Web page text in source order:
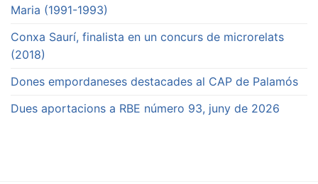
Maria (1991-1993)
Conxa Saurí, finalista en un concurs de microrelats
(2018)
Dones empordaneses destacades al CAP de Palamós
Dues aportacions a RBE número 93, juny de 2026